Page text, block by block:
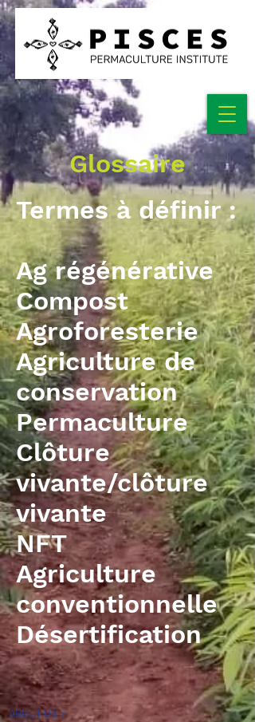
Glossaire
Termes à définir :
Ag régénérative
Compost
Agroforesterie
Agriculture de
conservation
Permaculture
Clôture
vivante/clôture
vivante
NFT
Agriculture
conventionnelle
Désertification
ABOUT US >